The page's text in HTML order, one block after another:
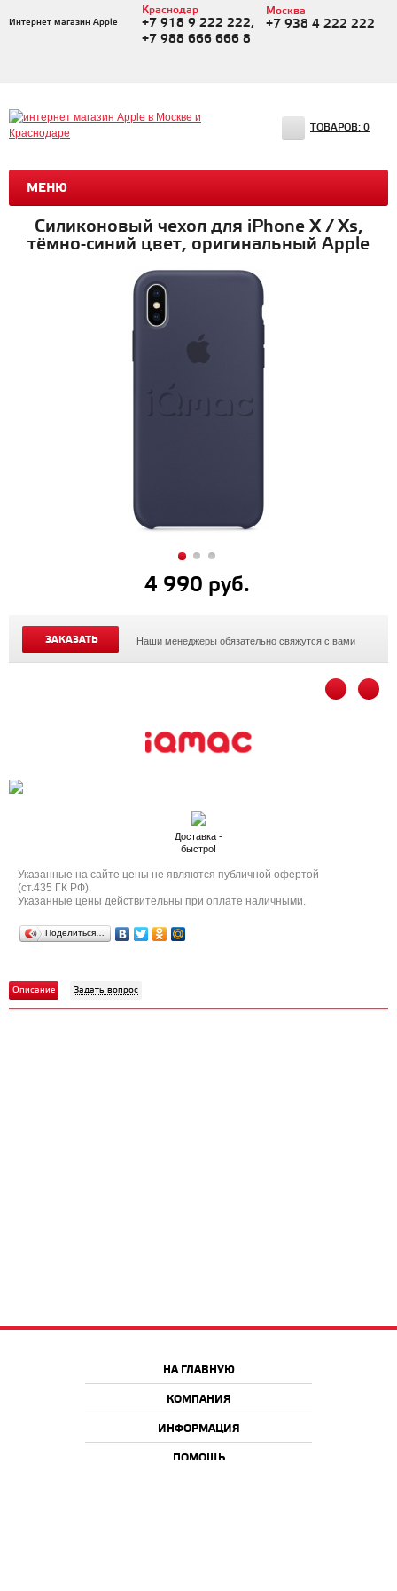
Интернет магазин Apple
Краснодар
+7 918 9 222 222,
+7 988 666 666 8
Москва
+7 938 4 222 222
МЕНЮ
ТОВАРОВ: 0
Силиконовый чехол для iPhone X / Xs,
тёмно-синий цвет, оригинальный Apple
4 990 руб.
ЗАКАЗАТЬ Наши менеджеры обязательно свяжутся с вами
Доставка -
быстро!
Указанные на сайте цены не являются публичной офертой
(ст.435 ГК РФ).
Указанные цены действительны при оплате наличными.
Поделиться…
Описание Задать вопрос
НА ГЛАВНУЮ
КОМПАНИЯ
ИНФОРМАЦИЯ
ПОМОЩЬ